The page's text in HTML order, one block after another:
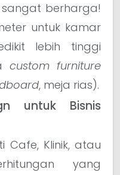
sangat berharga!
untuk kamar
lebih tinggi
custom furniture
, meja rias).
untuk Bisnis
Cafe, Klinik, atau
yang